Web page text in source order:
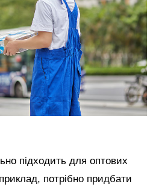
підходить для оптових
потрібно придбати